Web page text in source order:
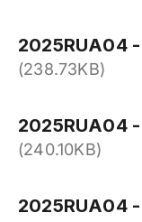
2025RUA04
(238.73KB)
2025RUA04
(240.10KB)
2025RUA04